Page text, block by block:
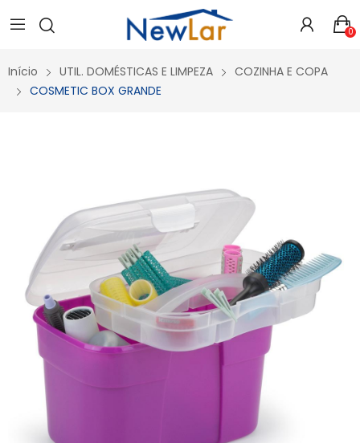
Secure crypto portfolio manager for desktops and mobile -
Visit Ledger Live
- easily manage, stake, and track assets. 0
Início UTIL. DOMÉSTICAS E LIMPEZA
COZINHA E COPA
COSMETIC BOX GRANDE